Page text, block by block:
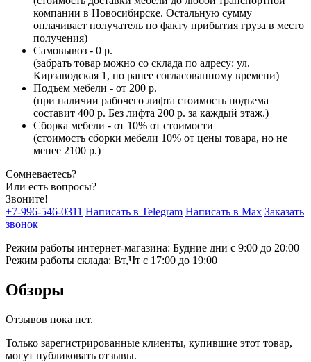
компании в Новосибирске. Остальную сумму
оплачивает получатель по факту прибытия груза в место
получения)
Самовывоз - 0 р.
(забрать товар можно со склада по адресу: ул.
Кирзаводская 1, по ранее согласованному времени)
Подъем мебели - от 200 р.
(при наличии рабочего лифта стоимость подъема
составит 400 р. Без лифта 200 р. за каждый этаж.)
Сборка мебели - от 10% от стоимости
(стоимость сборки мебели 10% от цены товара, но не
менее 2100 р.)
Сомневаетесь?
Или есть вопросы?
Звоните!
+7-996-546-0311 Написать в Telegram Написать в Max Заказать
звонок
Режим работы интернет-магазина: Будние дни с 9:00 до 20:00
Режим работы склада: Вт,Чт с 17:00 до 19:00
Обзоры
Отзывов пока нет.
Только зарегистрированные клиенты, купившие этот товар,
могут публиковать отзывы.